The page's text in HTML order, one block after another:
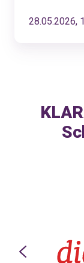
28.05.2026,